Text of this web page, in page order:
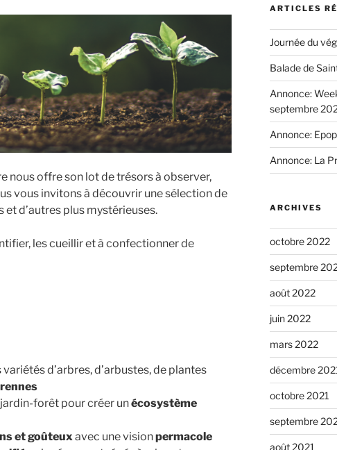
nous offre son lot de trésors à observer,
vous invitons à découvrir une sélection de
et d’autres plus mystérieuses.
les cueillir et à confectionner de
d’arbres, d’arbustes, de plantes
forêt pour créer unécosystème
et goûteux avec une visionpermacole
ARTICLES
Journée du
Balade de
Annonce:
septembre
Annonce:
Annonce: La
ARCHIVES
octobre 2022
septembre
août 2022
juin 2022
mars 2022
décembre
octobre 2021
septembre
août 2021